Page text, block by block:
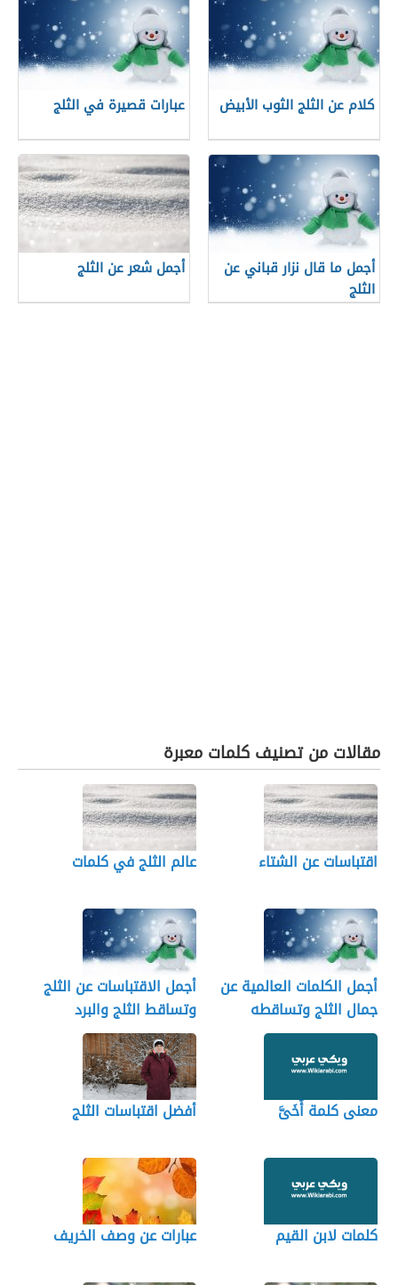
كلام عن الثلج الثوب الأبيض عبارات قصيرة في الثلج
أجمل ما قال نزار قباني عن
الثلج
أجمل شعر عن الثلج
مقالات من تصنيف كلمات معبرة
اقتباسات عن الشتاء عالم الثلج في كلمات
أجمل الكلمات العالمية عن
جمال الثلج وتساقطه
أجمل الاقتباسات عن الثلج
وتساقط الثلج والبرد
معنى كلمة أُخَىَّ أفضل اقتباسات الثلج
كلمات لابن القيم عبارات عن وصف الخريف